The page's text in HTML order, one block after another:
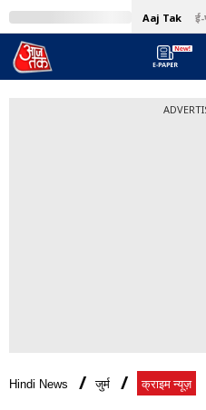
Aaj Tak
Hindi News जुर्म क्राइम न्यूज़